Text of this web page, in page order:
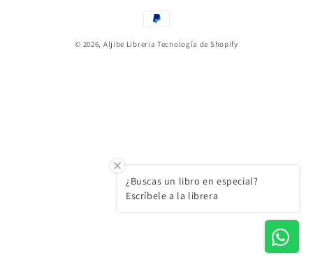
Formas
pago
© 2026, Aljibe Libreria Tecnología de Shopify
¿Buscas un libro en especial?
Escríbele a la librera